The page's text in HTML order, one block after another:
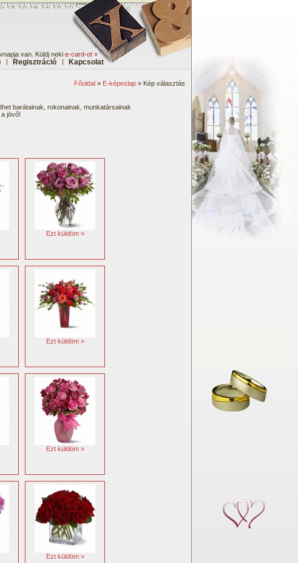
van. Küldj nekie-card-ot »
| Regisztráció | Kapcsolat
Főoldal » E-képeslap » Kép választás
barátainak, rokonainak, munkatársainak
jövő!
Ezt küldöm »
Ezt küldöm »
Ezt küldöm »
Ezt küldöm »